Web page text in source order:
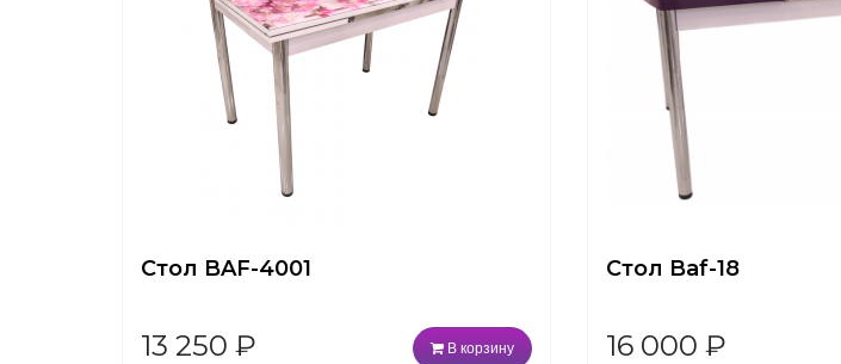
Стол BAF-4001
13 250 ₽ В корзину
Стол Baf-18
16 000 ₽